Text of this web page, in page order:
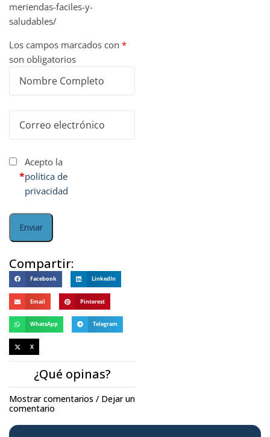
meriendas-faciles-y-
saludables/
Los campos marcados con *
son obligatorios
*
Acepto la
política de
privacidad
Compartir:
Facebook LinkedIn
Email Pinterest
WhatsApp Telegram
X
¿Qué opinas?
Mostrar comentarios / Dejar un
comentario